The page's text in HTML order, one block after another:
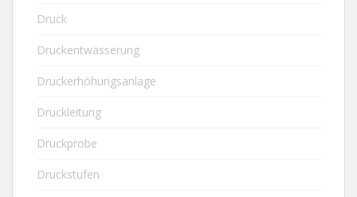
Druck
Druckentwässerung
Druckerhöhungsanlage
Druckleitung
Druckprobe
Druckstufen